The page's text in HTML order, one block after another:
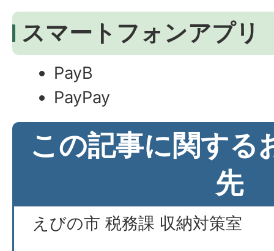
スマートフォンアプリ
PayB
PayPay
この記事に関する
先
えびの市 税務課 収納対策室